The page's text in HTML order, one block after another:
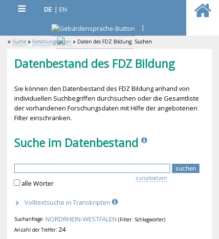
DE | EN
|
Suche Forschungsdaten Daten des FDZ Bildung: Suchen
Datenbestand des FDZ Bildung
Sie können den Datenbestand des FDZ Bildung anhand von
individuellen Suchbegriffen durchsuchen oder die Gesamtliste
der vorhandenen Forschungsdaten mit Hilfe der angebotenen
Filter einschränken.
Suche im Datenbestand
alle Wörter
zurücksetzen
Volltextsuche in Transkripten
Suchanfrage: NORDRHEIN-WESTFALEN (Filter: Schlagwörter)
Anzahl der Treffer: 24